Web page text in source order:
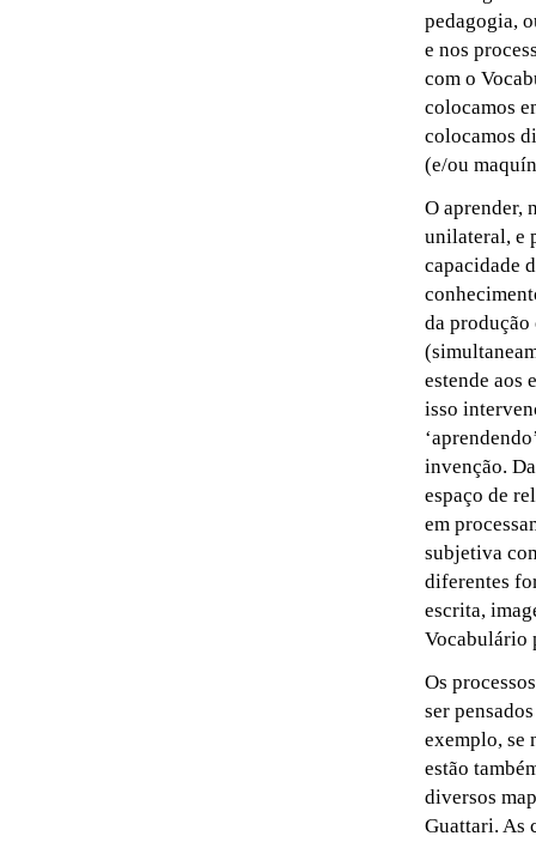
pedagogia,
e nos
com o
colocamos
colocamos
(e/ou
O aprender,
unilateral, e
capacidade
da produção
estende aos
isso
invenção.
espaço de
em
subjetiva
diferentes
escrita,
Vocabulário
Os
ser
exemplo, se
estão
diversos
Guattari. As